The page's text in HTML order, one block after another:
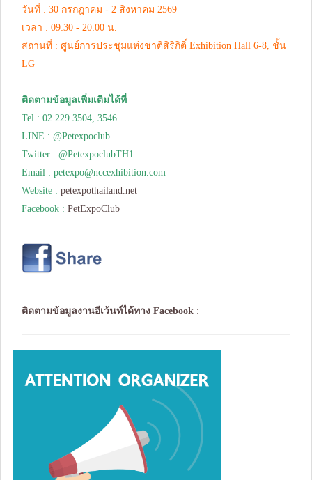
วันที่ : 30 กรกฎาคม - 2 สิงหาคม 2569
เวลา : 09:30 - 20:00 น.
สถานที่ : ศูนย์การประชุมแห่งชาติสิริกิติ์ Exhibition Hall 6-8, ชั้น
LG
ติดตามข้อมูลเพิ่มเติมได้ที่
Tel : 02 229 3504, 3546
LINE : @Petexpoclub
Twitter : @PetexpoclubTH1
Email : petexpo@nccexhibition.com
Website : petexpothailand.net
Facebook : PetExpoClub
ติดตามข้อมูลงานอีเว้นท์ได้ทาง Facebook :